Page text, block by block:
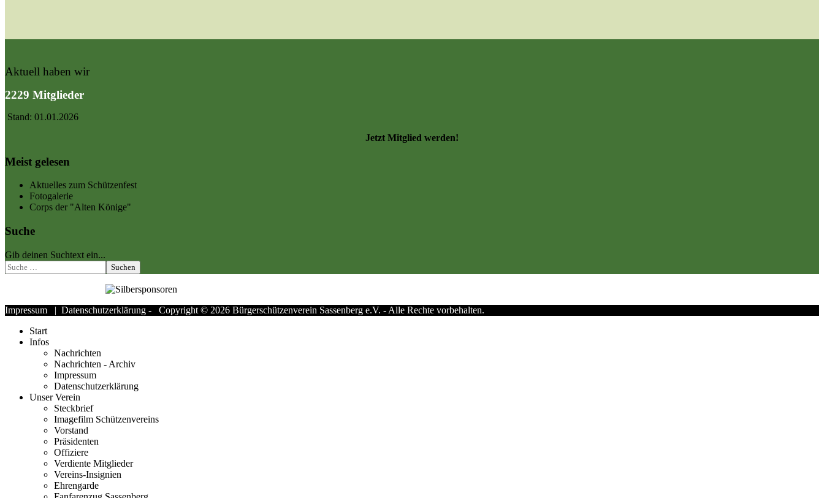
Aktuell haben wir
2229 Mitglieder
Stand: 01.01.2026
Jetzt Mitglied werden!
Meist gelesen
Aktuelles zum Schützenfest
Fotogalerie
Corps der "Alten Könige"
Suche
Gib deinen Suchtext ein...
Suchen
Impressum | Datenschutzerklärung - Copyright © 2026 Bürgerschützenverein Sassenberg e.V. - Alle Rechte vorbehalten.
Start
Infos
Nachrichten
Nachrichten - Archiv
Impressum
Datenschutzerklärung
Unser Verein
Steckbrief
Imagefilm Schützenvereins
Vorstand
Präsidenten
Offiziere
Verdiente Mitglieder
Vereins-Insignien
Ehrengarde